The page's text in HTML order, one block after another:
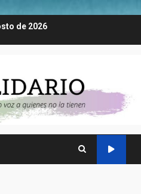
de 2026